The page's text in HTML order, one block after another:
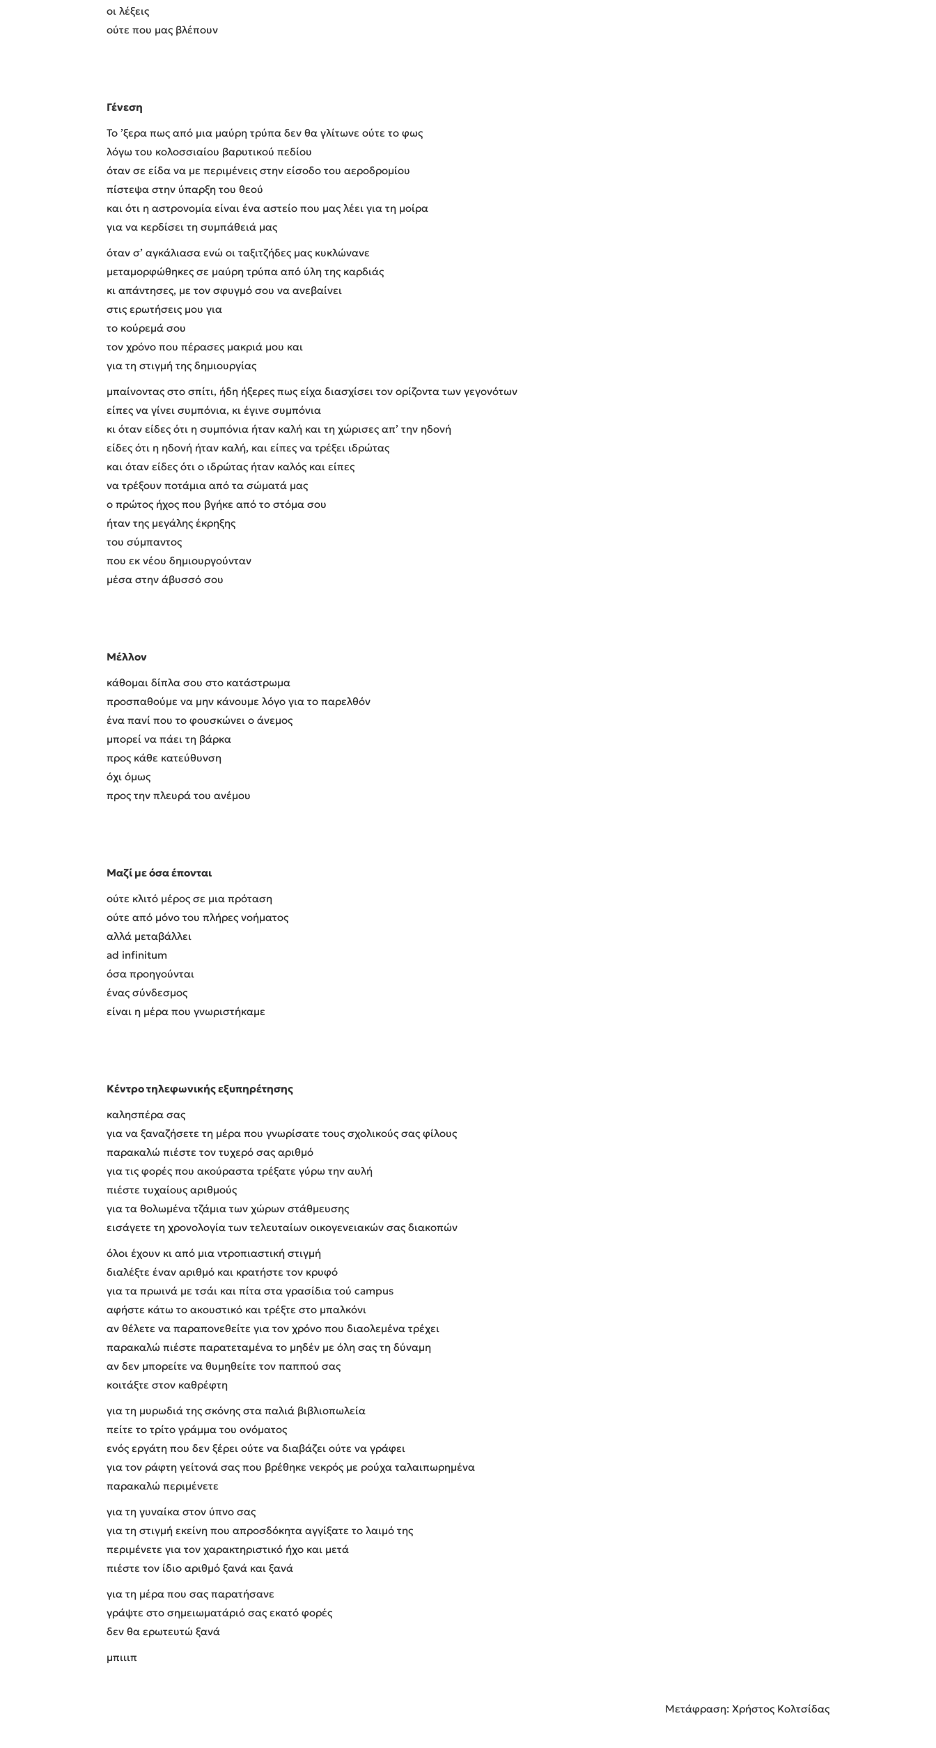
οι λέξεις
ούτε που μας βλέπουν
Γένεση
Το ’ξερα πως από μια μαύρη τρύπα δεν θα γλίτωνε ούτε το φως
λόγω του κολοσσιαίου βαρυτικού πεδίου
όταν σε είδα να με περιμένεις στην είσοδο του αεροδρομίου
πίστεψα στην ύπαρξη του θεού
και ότι η αστρονομία είναι ένα αστείο που μας λέει για τη μοίρα
για να κερδίσει τη συμπάθειά μας
όταν σ’ αγκάλιασα ενώ οι ταξιτζήδες μας κυκλώνανε
μεταμορφώθηκες σε μαύρη τρύπα από ύλη της καρδιάς
κι απάντησες, με τον σφυγμό σου να ανεβαίνει
στις ερωτήσεις μου για
το κούρεμά σου
τον χρόνο που πέρασες μακριά μου και
για τη στιγμή της δημιουργίας
μπαίνοντας στο σπίτι, ήδη ήξερες πως είχα διασχίσει τον ορίζοντα των γεγονότων
είπες να γίνει συμπόνια, κι έγινε συμπόνια
κι όταν είδες ότι η συμπόνια ήταν καλή και τη χώρισες απ’ την ηδονή
είδες ότι η ηδονή ήταν καλή, και είπες να τρέξει ιδρώτας
και όταν είδες ότι ο ιδρώτας ήταν καλός και είπες
να τρέξουν ποτάμια από τα σώματά μας
ο πρώτος ήχος που βγήκε από το στόμα σου
ήταν της μεγάλης έκρηξης
του σύμπαντος
που εκ νέου δημιουργούνταν
μέσα στην άβυσσό σου
Μέλλον
κάθομαι δίπλα σου στο κατάστρωμα
προσπαθούμε να μην κάνουμε λόγο για το παρελθόν
ένα πανί που το φουσκώνει ο άνεμος
μπορεί να πάει τη βάρκα
προς κάθε κατεύθυνση
όχι όμως
προς την πλευρά του ανέμου
Μαζί με όσα έπονται
ούτε κλιτό μέρος σε μια πρόταση
ούτε από μόνο του πλήρες νοήματος
αλλά μεταβάλλει
ad infinitum
όσα προηγούνται
ένας σύνδεσμος
είναι η μέρα που γνωριστήκαμε
Κέντρο τηλεφωνικής εξυπηρέτησης
καλησπέρα σας
για να ξαναζήσετε τη μέρα που γνωρίσατε τους σχολικούς σας φίλους
παρακαλώ πιέστε τον τυχερό σας αριθμό
για τις φορές που ακούραστα τρέξατε γύρω την αυλή
πιέστε τυχαίους αριθμούς
για τα θολωμένα τζάμια των χώρων στάθμευσης
εισάγετε τη χρονολογία των τελευταίων οικογενειακών σας διακοπών
όλοι έχουν κι από μια ντροπιαστική στιγμή
διαλέξτε έναν αριθμό και κρατήστε τον κρυφό
για τα πρωινά με τσάι και πίτα στα γρασίδια τού campus
αφήστε κάτω το ακουστικό και τρέξτε στο μπαλκόνι
αν θέλετε να παραπονεθείτε για τον χρόνο που διαολεμένα τρέχει
παρακαλώ πιέστε παρατεταμένα το μηδέν με όλη σας τη δύναμη
αν δεν μπορείτε να θυμηθείτε τον παππού σας
κοιτάξτε στον καθρέφτη
για τη μυρωδιά της σκόνης στα παλιά βιβλιοπωλεία
πείτε το τρίτο γράμμα του ονόματος
ενός εργάτη που δεν ξέρει ούτε να διαβάζει ούτε να γράφει
για τον ράφτη γείτονά σας που βρέθηκε νεκρός με ρούχα ταλαιπωρημένα
παρακαλώ περιμένετε
για τη γυναίκα στον ύπνο σας
για τη στιγμή εκείνη που απροσδόκητα αγγίξατε το λαιμό της
περιμένετε για τον χαρακτηριστικό ήχο και μετά
πιέστε τον ίδιο αριθμό ξανά και ξανά
για τη μέρα που σας παρατήσανε
γράψτε στο σημειωματάριό σας εκατό φορές
δεν θα ερωτευτώ ξανά
μπιιιπ
Μετάφραση: Χρήστος Κολτσίδας